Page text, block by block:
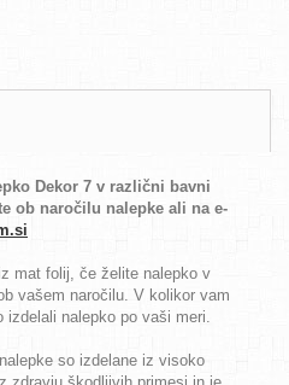
Dekor 7 v različni bavni
ob naročilu nalepke ali na e-
mat folij, če želite nalepko v
vašem naročilu. V kolikor vam
izdelali nalepko po vaši meri.
so izdelane iz visoko